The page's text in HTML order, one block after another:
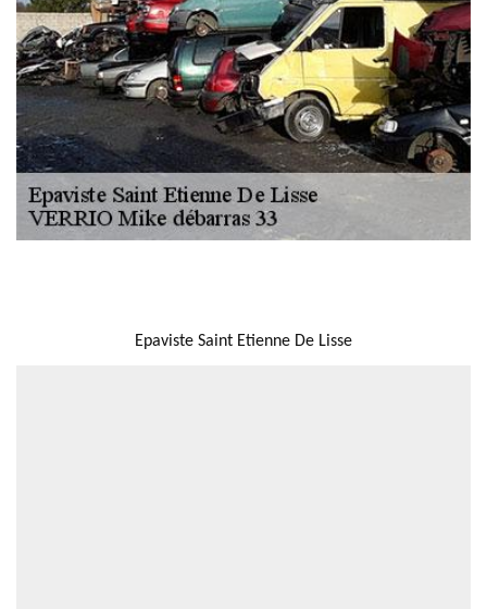
Epaviste Saint Etienne De Lisse